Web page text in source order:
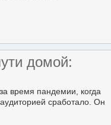
домой:
время пандемии, когда
сработало. Он